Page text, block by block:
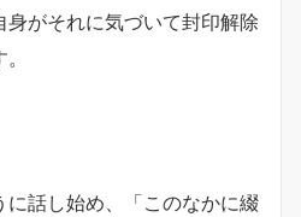
がそれに気づいて封印解除
話し始め、「このなかに綴